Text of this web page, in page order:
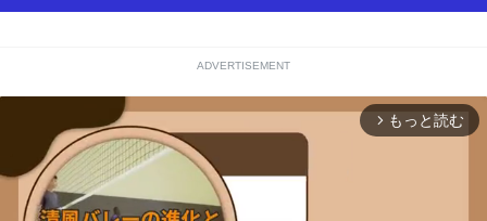
ADVERTISEMENT
arrow_forward_ios もっと読む